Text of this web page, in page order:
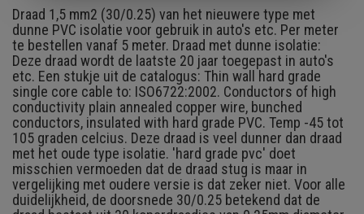
Draad 1,5 mm2 (30/0.25) van het nieuwere type met
dunne PVC isolatie voor gebruik in auto's etc. Per meter
te bestellen vanaf 5 meter. Draad met dunne isolatie:
Deze draad wordt de laatste 20 jaar toegepast in auto's
etc. Een stukje uit de catalogus: Thin wall hard grade
single core cable to: ISO6722:2002. Conductors of high
conductivity plain annealed copper wire, bunched
conductors, insulated with hard grade PVC. Temp -45 tot
105 graden celcius. Deze draad is veel dunner dan draad
met het oude type isolatie. 'hard grade pvc' doet
misschien vermoeden dat de draad stug is maar in
vergelijking met oudere versie is dat zeker niet. Voor alle
duidelijkheid, de doorsnede 30/0.25 betekend dat de